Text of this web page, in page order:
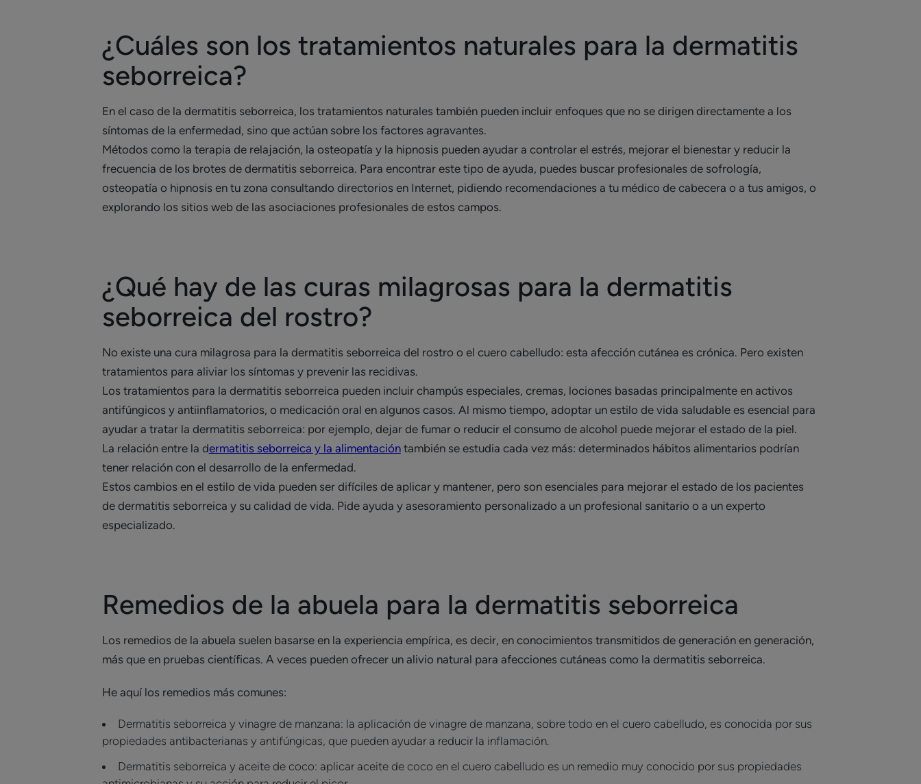
¿Cuáles son los tratamientos naturales para la dermatitis
seborreica?
En el caso de la dermatitis seborreica, los tratamientos naturales también pueden incluir enfoques que no se dirigen directamente a los
síntomas de la enfermedad, sino que actúan sobre los factores agravantes.
Métodos como la terapia de relajación, la osteopatía y la hipnosis pueden ayudar a controlar el estrés, mejorar el bienestar y reducir la
frecuencia de los brotes de dermatitis seborreica. Para encontrar este tipo de ayuda, puedes buscar profesionales de sofrología,
osteopatía o hipnosis en tu zona consultando directorios en Internet, pidiendo recomendaciones a tu médico de cabecera o a tus amigos, o
explorando los sitios web de las asociaciones profesionales de estos campos.
¿Qué hay de las curas milagrosas para la dermatitis
seborreica del rostro?
No existe una cura milagrosa para la dermatitis seborreica del rostro o el cuero cabelludo: esta afección cutánea es crónica. Pero existen
tratamientos para aliviar los síntomas y prevenir las recidivas.
Los tratamientos para la dermatitis seborreica pueden incluir champús especiales, cremas, lociones basadas principalmente en activos
antifúngicos y antiinflamatorios, o medicación oral en algunos casos. Al mismo tiempo, adoptar un estilo de vida saludable es esencial para
ayudar a tratar la dermatitis seborreica: por ejemplo, dejar de fumar o reducir el consumo de alcohol puede mejorar el estado de la piel.
La relación entre la dermatitis seborreica y la alimentacióntambién se estudia cada vez más: determinados hábitos alimentarios podrían
tener relación con el desarrollo de la enfermedad.
Estos cambios en el estilo de vida pueden ser difíciles de aplicar y mantener, pero son esenciales para mejorar el estado de los pacientes
de dermatitis seborreica y su calidad de vida. Pide ayuda y asesoramiento personalizado a un profesional sanitario o a un experto
especializado.
Remedios de la abuela para la dermatitis seborreica
Los remedios de la abuela suelen basarse en la experiencia empírica, es decir, en conocimientos transmitidos de generación en generación,
más que en pruebas científicas. A veces pueden ofrecer un alivio natural para afecciones cutáneas como la dermatitis seborreica.
He aquí los remedios más comunes:
Dermatitis seborreica y vinagre de manzana: la aplicación de vinagre de manzana, sobre todo en el cuero cabelludo, es conocida por sus
propiedades antibacterianas y antifúngicas, que pueden ayudar a reducir la inflamación.
Dermatitis seborreica y aceite de coco: aplicar aceite de coco en el cuero cabelludo es un remedio muy conocido por sus propiedades